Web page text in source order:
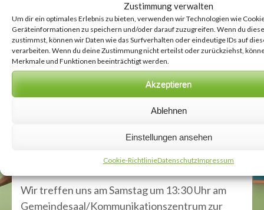
Zustimmung verwalten
Um dir ein optimales Erlebnis zu bieten, verwenden wir Technologien wie
Geräteinformationen zu speichern und/oder darauf zuzugreifen. Wenn du
zustimmst, können wir Daten wie das Surfverhalten oder eindeutige IDs auf
verarbeiten. Wenn du deine Zustimmung nicht erteilst oder zurückziehst,
Merkmale und Funktionen beeinträchtigt werden.
Akzeptieren
Ablehnen
Einstellungen ansehen
Cookie-RichtlinieDatenschutzImpressum
Als nächste Wanderung
steht der „Panoramaweg
Feldatal“ auf unserer Liste.
Höhendifferenz von 299 m. Der Weg nimmt rund
3,5–4 Std. in Anspruch.
Wir treffen uns am Samstag um 13:30 Uhr am
Gemeindesaal/Kommunikationszentrum zur